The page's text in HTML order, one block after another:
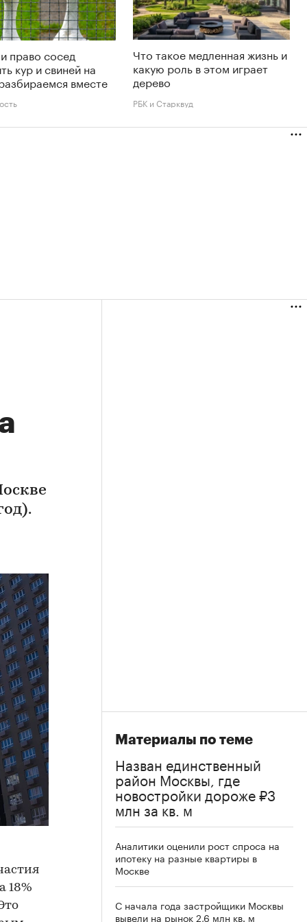
право сосед
кур и свиней на
вместе
Что такое медленная жизнь и
какую роль в этом играет
дерево
РБК и Старквуд
18%
Материалы по теме
Назван единственный
район Москвы, где
новостройки дороже ₽3
млн за кв. м
Аналитики оценили рост спроса на
ипотеку на разные квартиры в
Москве
С начала года застройщики Москвы
вывели на рынок 2,6 млн кв. м